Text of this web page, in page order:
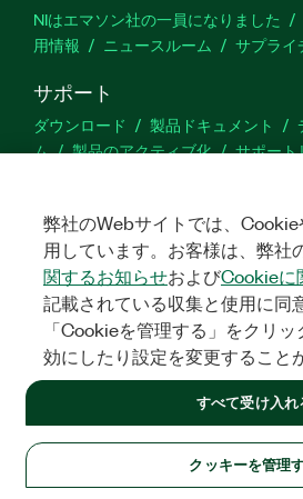
NIはエマソン社の一員になりました
用情報
ニュースルーム サプライ
サポート
ダウンロード 製品ドキュメント
ム
製品のアクティブ化 サポート
法令関連情報|IMPRINT|プライバシー
NATIONAL INSTRUMENTS CORP. ALL
弊社のWebサイトでは、
用しています。お客様は、弊社
関するお知らせおよびCookieに
記載されている収集と使用に同
「Cookieを管理する」をクリ
効にしたり設定を変更すること
クッキーを管理
すべて受け入れ